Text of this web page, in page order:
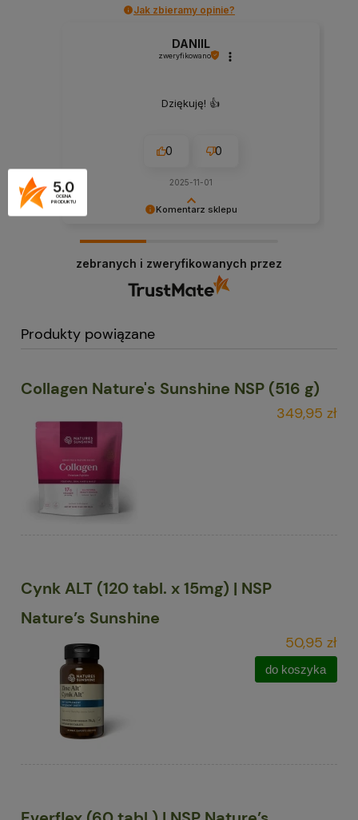
Jak zbieramy opinie?
Komentarz sklepu
DANIIL
zweryfikowano
Dziękuję! 👍️
0 0
2025-11-01
zebranych i zweryfikowanych przez
Produkty powiązane
Collagen Nature's Sunshine NSP (516 g)
349,95 zł
Cynk ALT (120 tabl. x 15mg) | NSP
Nature’s Sunshine
50,95 zł
do koszyka
5.0
OCENA
PRODUKTU